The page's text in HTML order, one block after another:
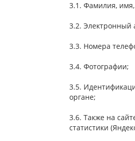
3.1. Фамилия, имя,
3.2. Электронный
3.3. Номера
3.4. Фотографии;
3.5.
органе;
3.6. Также на
статистики